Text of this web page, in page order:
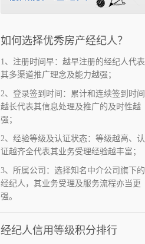
如何选择优秀房产经纪人？
1、注册时间早：越早注册的经纪人代表
其多渠道推广理念及能力越强；
2、登录签到时间：累计和连续签到时间
越长代表其信息处理及推广的及时性越
强；
2、经验等级及认证状态：等级越高、认
证越齐全代表其业务受理经验越丰富；
3、所属公司：选择知名中介公司旗下的
经纪人，其业务受理及服务流程亦当更
强。
经纪人信用等级积分排行